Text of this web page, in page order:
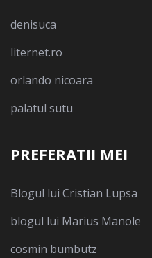
denisuca
liternet.ro
orlando nicoara
palatul sutu
PREFERATII MEI
Blogul lui Cristian Lupsa
blogul lui Marius Manole
cosmin bumbutz